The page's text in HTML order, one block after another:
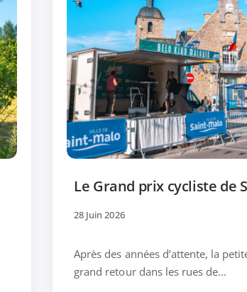
Le Grand prix cycliste de
28 Juin 2026
Après des années d’attente, la
grand retour dans les rues de...